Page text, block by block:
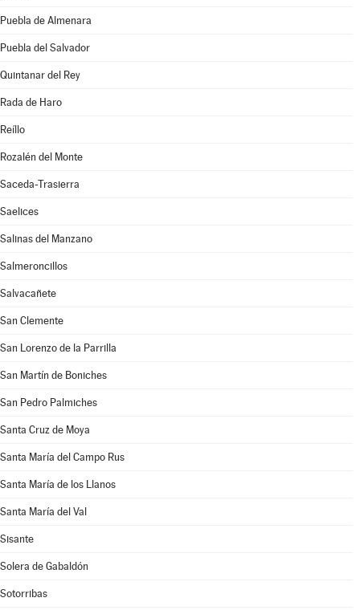
Puebla de Almenara
Puebla del Salvador
Quintanar del Rey
Rada de Haro
Reíllo
Rozalén del Monte
Saceda-Trasierra
Saelices
Salinas del Manzano
Salmeroncillos
Salvacañete
San Clemente
San Lorenzo de la Parrilla
San Martín de Boniches
San Pedro Palmiches
Santa Cruz de Moya
Santa María del Campo Rus
Santa María de los Llanos
Santa María del Val
Sisante
Solera de Gabaldón
Sotorribas